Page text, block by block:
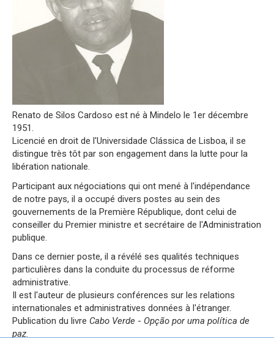
Renato de Silos Cardoso est né à Mindelo le 1er décembre
1951.
Licencié en droit de l'Universidade Clássica de Lisboa, il se
distingue très tôt par son engagement dans la lutte pour la
libération nationale.
Participant aux négociations qui ont mené à l'indépendance
de notre pays, il a occupé divers postes au sein des
gouvernements de la Première République, dont celui de
conseiller du Premier ministre et secrétaire de l'Administration
publique.
Dans ce dernier poste, il a révélé ses qualités techniques
particulières dans la conduite du processus de réforme
administrative.
Il est l'auteur de plusieurs conférences sur les relations
internationales et administratives données à l'étranger.
Publication du livre Cabo Verde - Opção por uma política de
paz.